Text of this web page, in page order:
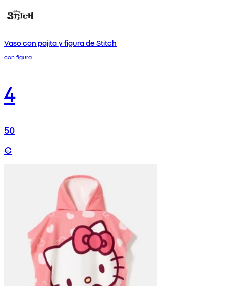
Vaso con pajita y figura de Stitch
con figura
4
50
€